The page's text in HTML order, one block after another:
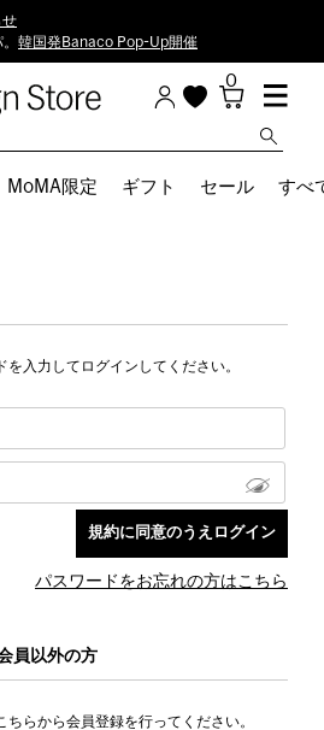
せ
韓国発Banaco Pop-Up開催
0
MoMA限定 ギフト セール すべ
を入力してログインしてください。
パスワードをお忘れの方はこちら
員以外の方
らから会員登録を行ってください。